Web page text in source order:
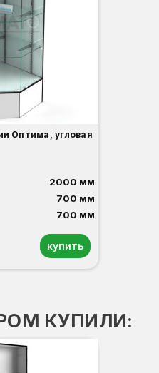
Оптима, угловая
2000 мм
700 мм
700 мм
купить
КУПИЛИ: